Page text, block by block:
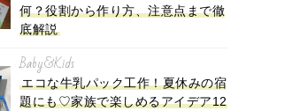
何？役割から作り方、注意点まで徹
底解説
Baby&Kids
エコな牛乳パック工作！夏休みの宿
題にも♡家族で楽しめるアイデア12